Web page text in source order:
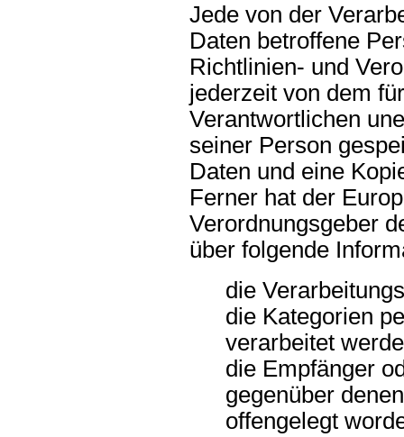
Jede von der
Daten betroffene
Richtlinien- und
jederzeit von dem
Verantwortlichen
seiner Person
Daten und eine
Ferner hat der
Verordnungsgeber
über folgende
die
die Kategorien
verarbeitet
die Empfänger
gegenüber
offengelegt